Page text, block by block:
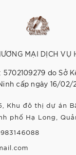
MẠI DỊCH VỤ
5702109279 do Sở
cấp ngày 16/02/
Khu đô thị dự án
phố Hạ Long,